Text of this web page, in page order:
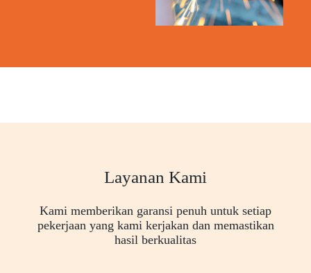
Layanan Kami
Kami memberikan garansi penuh untuk setiap
pekerjaan yang kami kerjakan dan memastikan
hasil berkualitas